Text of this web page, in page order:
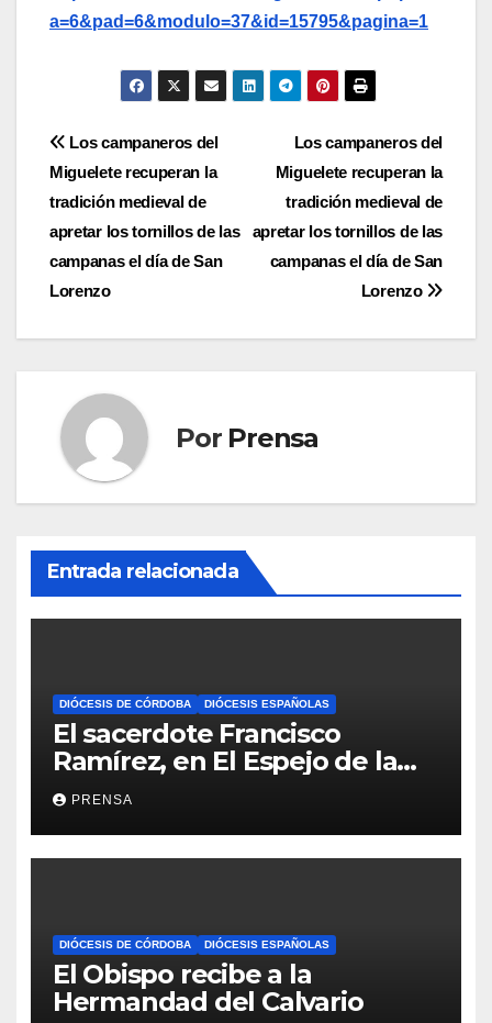
a=6&pad=6&modulo=37&id=15795&pagina=1
Navegación
de
entradas
Los campaneros del
Miguelete recuperan la
tradición medieval de
apretar los tornillos de las
campanas el día de San
Lorenzo
Los campaneros del
Miguelete recuperan la
tradición medieval de
apretar los tornillos de las
campanas el día de San
Lorenzo
Por Prensa
Entrada relacionada
DIÓCESIS DE CÓRDOBA DIÓCESIS ESPAÑOLAS
El sacerdote Francisco
Ramírez, en El Espejo de la
Iglesia
PRENSA
DIÓCESIS DE CÓRDOBA DIÓCESIS ESPAÑOLAS
El Obispo recibe a la
Hermandad del Calvario